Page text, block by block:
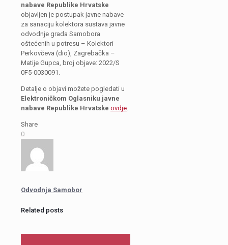
nabave Republike Hrvatske
objavljen je postupak javne nabave
za sanaciju kolektora sustava javne
odvodnje grada Samobora
oštećenih u potresu – Kolektori
Perkovčeva (dio), Zagrebačka –
Matije Gupca, broj objave: 2022/S
0F5-0030091.
Detalje o objavi možete pogledati u
Elektroničkom Oglasniku javne
nabave Republike Hrvatske ovdje.
Share
0
Odvodnja Samobor
Related posts